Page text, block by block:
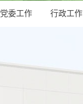
党委工作 行政工作